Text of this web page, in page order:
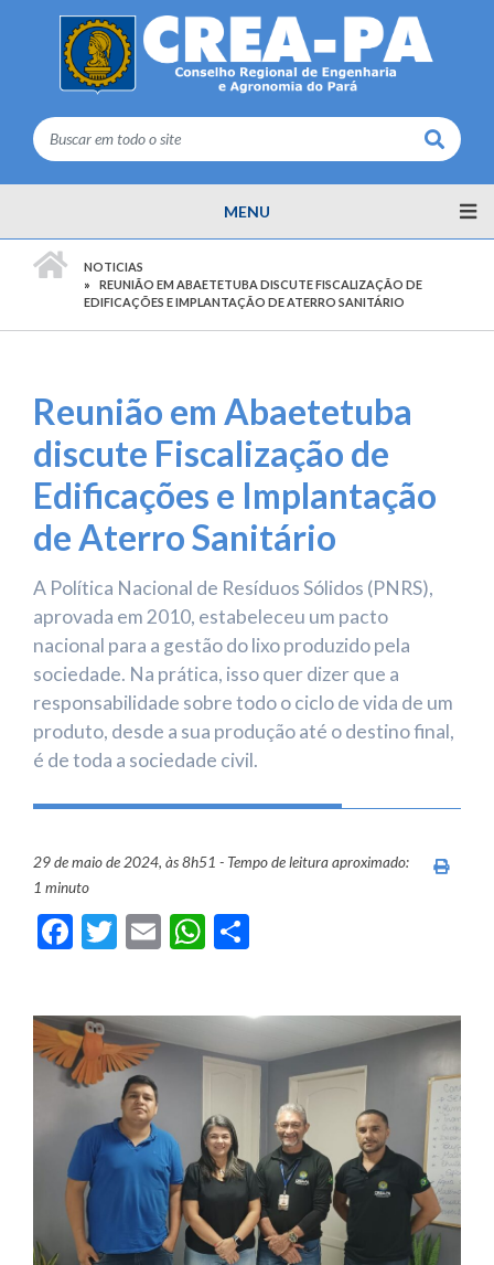
Buscar
MENU
NOTICIAS
REUNIÃO EM ABAETETUBA DISCUTE FISCALIZAÇÃO DE
EDIFICAÇÕES E IMPLANTAÇÃO DE ATERRO SANITÁRIO
Reunião em Abaetetuba
discute Fiscalização de
Edificações e Implantação
de Aterro Sanitário
A Política Nacional de Resíduos Sólidos (PNRS),
aprovada em 2010, estabeleceu um pacto
nacional para a gestão do lixo produzido pela
sociedade. Na prática, isso quer dizer que a
responsabilidade sobre todo o ciclo de vida de um
produto, desde a sua produção até o destino final,
é de toda a sociedade civil.
29 de maio de 2024, às 8h51 - Tempo de leitura aproximado:
1 minuto
Facebook
Twitter
EmailWhatsApp